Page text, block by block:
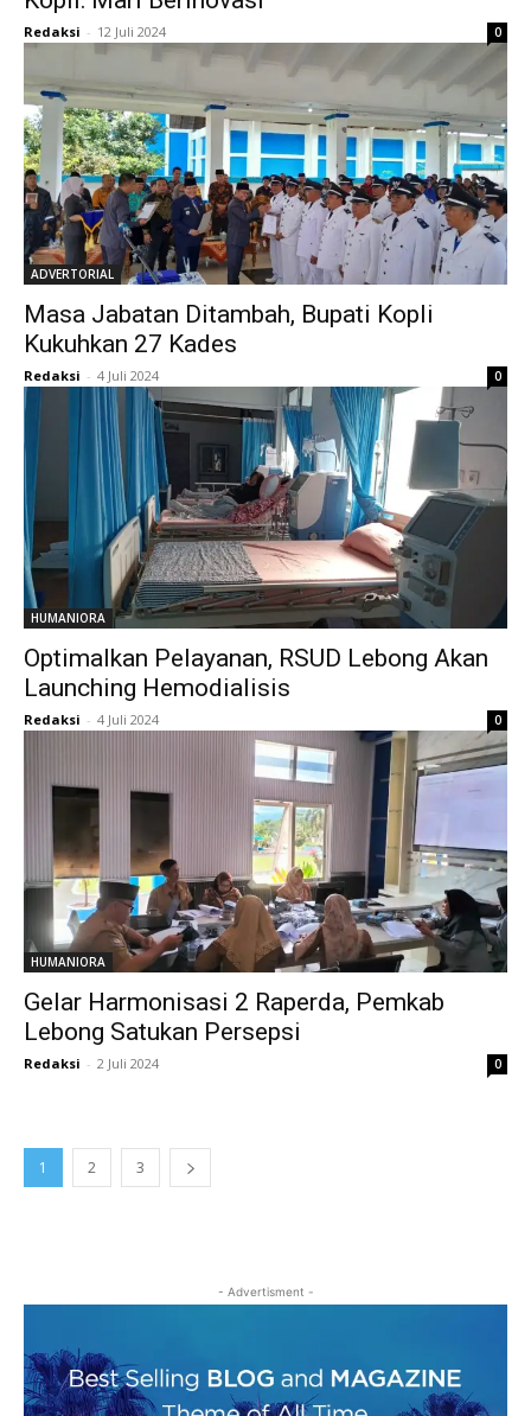
Redaksi - 12 Juli 2024 0
ADVERTORIAL
Masa Jabatan Ditambah, Bupati Kopli
Kukuhkan 27 Kades
Redaksi - 4 Juli 2024 0
HUMANIORA
Optimalkan Pelayanan, RSUD Lebong Akan
Launching Hemodialisis
Redaksi - 4 Juli 2024 0
HUMANIORA
Gelar Harmonisasi 2 Raperda, Pemkab
Lebong Satukan Persepsi
Redaksi - 2 Juli 2024 0
1 2 3
- Advertisment -